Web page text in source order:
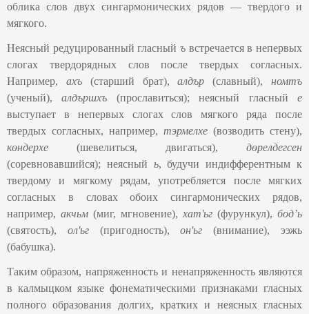
облика слов двух сингармонических рядов — твердого и
мягкого.
Неясный редуцированный гласный ъ встречается в непервых
слогах твердорядных слов после твердых согласных.
Например, ахъ (старший брат),алдър(славный),номтъ
(ученый),алдършхъ (прославиться); неясный гласныйе
выступает в непервых слогах слов мягкого ряда после
твердых согласных, например, тэрмелхе (возводить стену),
көндерхе (шевелиться, двигаться), дөрелдегсен
(соревновавшийся); неясный ь, будучи индифферентным к
твердому и мягкому рядам, употребляется после мягких
согласных в словах обоих сингармонических рядов,
например, акчьм (миг, мгновение), хат'ьг (фурункул), бод’ь
(святость), ол'ьг (пригодность),он'ьг(внимание), ээжь
(бабушка).
Таким образом, напряженность и ненапряженность являются
в калмыцком языке фонематическими признаками гласных
полного образования долгих, кратких и неясных гласных